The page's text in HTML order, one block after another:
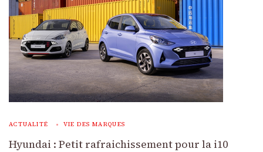
ACTUALITÉ VIE DES MARQUES
Hyundai : Petit rafraichissement pour la i10